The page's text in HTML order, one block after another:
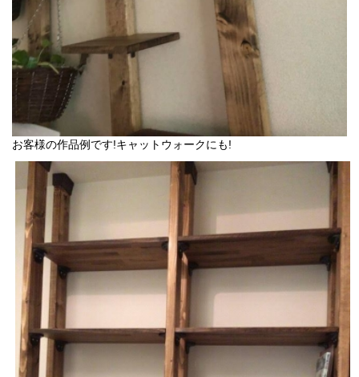
お客様の作品例です!キャットウォークにも!